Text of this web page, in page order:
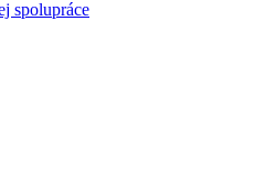
spolupráce